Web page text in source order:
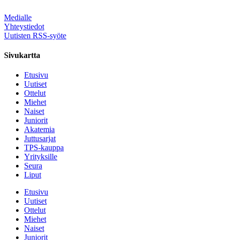
Medialle
Yhteystiedot
Uutisten RSS-syöte
Sivukartta
Etusivu
Uutiset
Ottelut
Miehet
Naiset
Juniorit
Akatemia
Juttusarjat
TPS-kauppa
Yrityksille
Seura
Liput
Etusivu
Uutiset
Ottelut
Miehet
Naiset
Juniorit